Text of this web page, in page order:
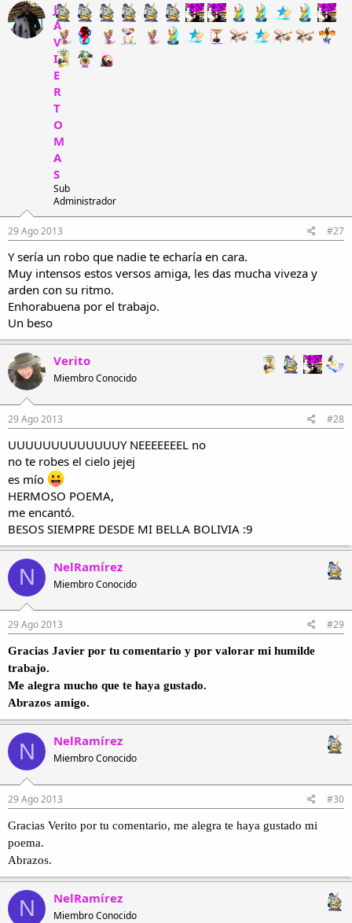
J
A
V
I
E
R
T
O
M
A
S
Sub
Administrador
29 Ago 2013 #27
Y sería un robo que nadie te echaría en cara.
Muy intensos estos versos amiga, les das mucha viveza y
arden con su ritmo.
Enhorabuena por el trabajo.
Un beso
Verito
Miembro Conocido
29 Ago 2013 #28
UUUUUUUUUUUUUY NEEEEEEEL no
no te robes el cielo jejej
es mío
HERMOSO POEMA,
me encantó.
BESOS SIEMPRE DESDE MI BELLA BOLIVIA :9
N NelRamírez
Miembro Conocido
29 Ago 2013 #29
Gracias Javier por tu comentario y por valorar mi humilde
trabajo.
Me alegra mucho que te haya gustado.
Abrazos amigo.
N NelRamírez
Miembro Conocido
29 Ago 2013 #30
Gracias Verito por tu comentario, me alegra te haya gustado mi
poema.
Abrazos.
N NelRamírez
Miembro Conocido